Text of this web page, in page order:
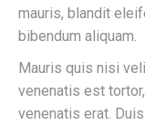
mauris, blandit
bibendum aliquam.
Mauris quis nisi
venenatis est
venenatis erat.